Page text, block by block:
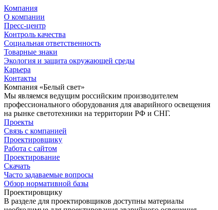
Компания
О компании
Пресс-центр
Контроль качества
Социальная ответственность
Товарные знаки
Экология и защита окружающей среды
Карьера
Контакты
Компания «Белый свет»
Мы являемся ведущим российским производителем
профессионального оборудования для аварийного освещения
на рынке светотехники на территории РФ и СНГ.
Проекты
Связь с компанией
Проектировщику
Работа с сайтом
Проектирование
Скачать
Часто задаваемые вопросы
Обзор нормативной базы
Проектировщику
В разделе для проектировщиков доступны материалы